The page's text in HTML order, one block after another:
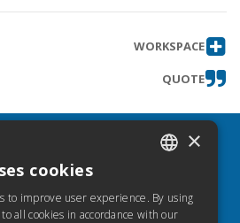
WORKSPACE
QUOTE
SPANISH
×
cookies
to improve user experience. By using
all cookies in accordance with our